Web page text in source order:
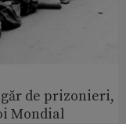
de prizonieri,
Mondial